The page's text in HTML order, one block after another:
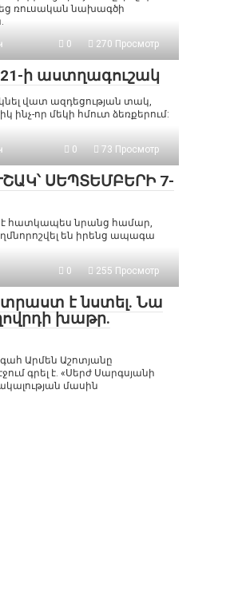
ռուսական նախագծի
0 270 Просмотр
ի աստղագուշակ
վատ ազդեցության տակ,
ինչ-որ մեկի հմուտ ձեռքերում:
0 73 Просмотр
ՍԵՊՏԵՄԲԵՐԻ 7-
է հատկապես նրանց համար,
են իրենց ապագա
0 255 Просмотр
է նստել. Նա
խաթր.
Արմեն Աշոտյանը
գրել է. «Սերժ Սարգսյանի
մասին